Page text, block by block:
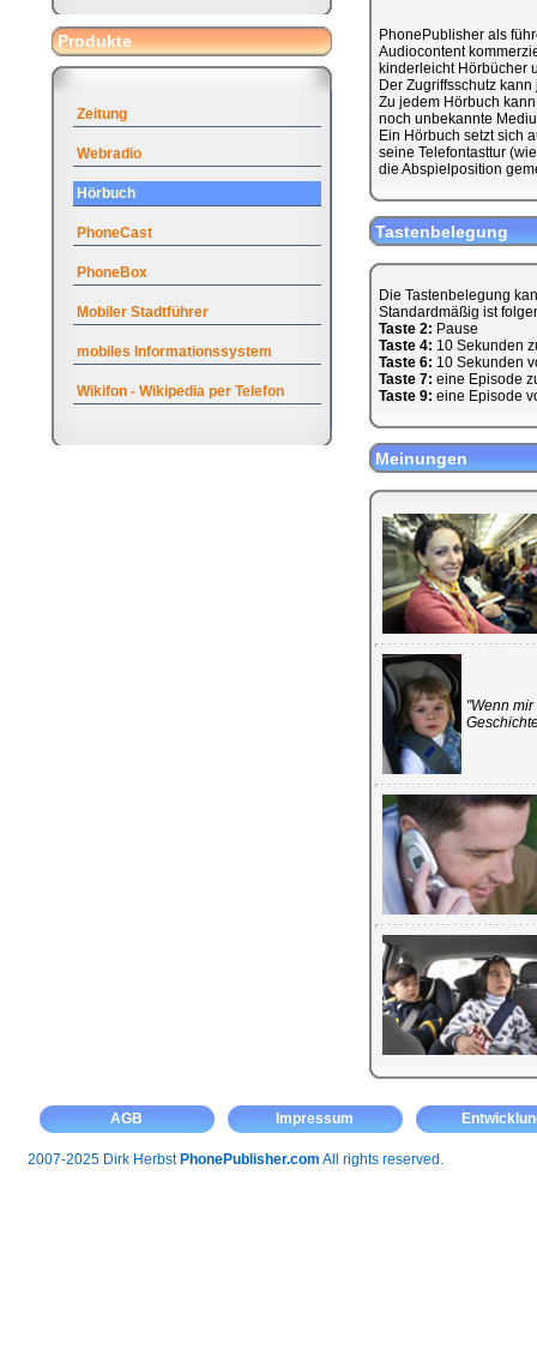
Produkte
Zeitung
Webradio
Hörbuch
PhoneCast
PhoneBox
Mobiler Stadtführer
mobiles Informationssystem
Wikifon - Wikipedia per Telefon
PhonePublisher als
Audiocontent
kinderleicht Hörbücher
Der Zugriffsschutz
Zu jedem Hörbuch
noch unbekannte
Ein Hörbuch setzt sich
seine Telefontasttur
die Abspielposition
Tastenbelegung
Die Tastenbelegung
Standardmäßig ist
Taste 2: Pause
Taste 4: 10 Sekunden
Taste 6: 10 Sekunden
Taste 7: eine Episode
Taste 9: eine Episode
Meinungen
"Wenn
AGB Impressum
2007-2025 Dirk Herbst PhonePublisher.com All rights reserved.